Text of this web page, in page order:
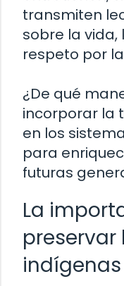
transmiten
sobre la
respeto por
¿De qué
incorporar la
en los
para
futuras
La
preservar
indígenas